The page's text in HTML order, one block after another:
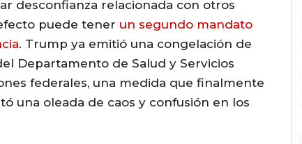
desconfianza relacionada con otros
puede tener un segundo mandato
. Trump ya emitió una congelación de
Departamento de Salud y Servicios
federales, una medida que finalmente
una oleada de caos y confusión en los